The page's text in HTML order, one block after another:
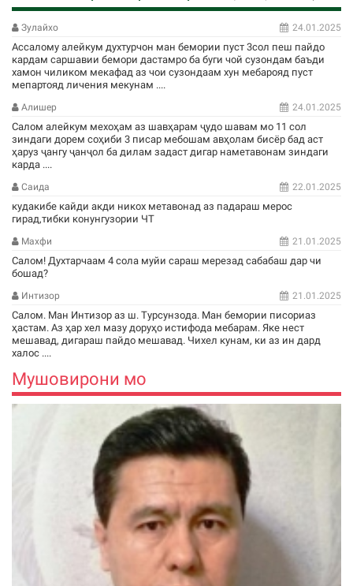
Зулайхо 24.01.2025
Ассалому алейкум духтурчон ман бемории пуст 3сол пеш пайдо
кардам саршавии бемори дастамро ба буги чой сузондам баъди
хамон чиликом мекафад аз чои сузондаам хун мебарояд пуст
мепартояд личения мекунам ....
Алишер 24.01.2025
Салом алейкум мехоҳам аз шавҳарам ҷудо шавам мо 11 сол
зиндаги дорем соҳиби 3 писар мебошам авҳолам бисёр бад аст
ҳаруз ҷангу ҷанҷол ба дилам задаст дигар наметавонам зиндаги
карда ....
Саида 22.01.2025
кудакибе кайди акди никох метавонад аз падараш мерос
гирад,тибки конунгузории ЧТ
Махфи 21.01.2025
Салом! Духтарчаам 4 сола муйи сараш мерезад сабабаш дар чи
бошад?
Интизор 21.01.2025
Салом. Ман Интизор аз ш. Турсунзода. Ман бемории писориаз
ҳастам. Аз ҳар хел мазу доруҳо истифода мебарам. Яке нест
мешавад, дигараш пайдо мешавад. Чихел кунам, ки аз ин дард
халос ....
Мушовирони мо